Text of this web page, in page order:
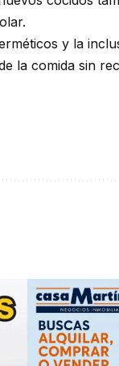
y la
la comida sin